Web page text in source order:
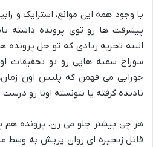
با وجود همه این موانع، استرایک و
پیشرفت ها رو توی پرونده داشته
البته تجربه زیادی که تو حل
سوراخ سمبه هایی رو تو تحقیقات
جورایی می فهمن که پلیس اون
نادیده گرفته یا نتونسته اونا رو
هر چی بیشتر جلو می رن، پرونده هم
قاتل زنجیره ای روان پریش به وسط